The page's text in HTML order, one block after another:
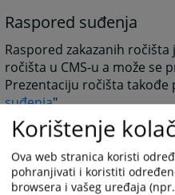
Raspored suđenja
Raspored zakazanih ročišta
ročišta u CMS-u a može se
Prezentaciju ročišta takođe
suđenja".
5979
Korištenje
Ova web stranica koristi
pohranjivati i koristiti
browsera i vašeg uređaja